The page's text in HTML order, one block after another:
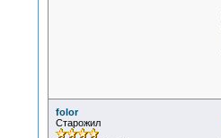
folor
Старожил